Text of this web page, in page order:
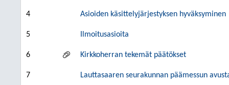
4 Asioiden käsittelyjärjestyksen hyväksyminen
5 Ilmoitusasioita
6 Kirkkoherran tekemät päätökset
7 Lauttasaaren seurakunnan päämessun